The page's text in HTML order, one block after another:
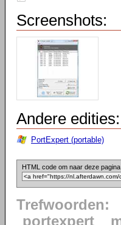
Screenshots:
Andere edities:
PortExpert (portable)
HTML code om naar deze
Trefwoorden:
portexpert